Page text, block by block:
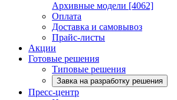
Архивные модели [4062]
Оплата
Доставка и самовывоз
Прайс-листы
Акции
Готовые решения
Типовые решения
Завка на разработку решения
Пресс-центр